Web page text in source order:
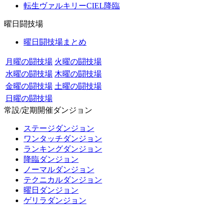
転生ヴァルキリーCIEL降臨
曜日闘技場
曜日闘技場まとめ
月曜の闘技場 火曜の闘技場
水曜の闘技場 木曜の闘技場
金曜の闘技場 土曜の闘技場
日曜の闘技場
常設/定期開催ダンジョン
ステージダンジョン
ワンタッチダンジョン
ランキングダンジョン
降臨ダンジョン
ノーマルダンジョン
テクニカルダンジョン
曜日ダンジョン
ゲリラダンジョン